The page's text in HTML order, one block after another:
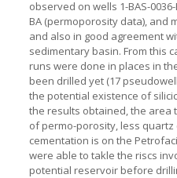
observed on wells 1-BAS-0036-
BA (permoporosity data), and
and also in good agreement
sedimentary basin. From this
runs were done in places in
been drilled yet (17
the potential existence of
the results obtained, the area
of permo-porosity, less
cementation is on the
were able to takle the riscs
potential reservoir before